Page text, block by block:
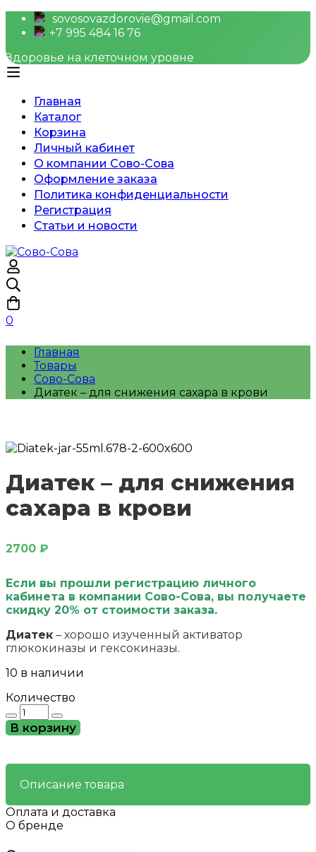
sovosovazdorovie@gmail.com
+7 995 484 16 76
Здоровье на клеточном уровне
Главная
Каталог
Корзина
Личный кабинет
О компании Сово-Сова
Оформление заказа
Политика конфиденциальности
Регистрация
Статьи и новости
0
Главная
Товары
Сово-Сова
Диатек – для снижения сахара в крови
Диатек – для снижения
сахара в крови
2700 ₽
Если вы прошли регистрацию личного
кабинета в компании Сово-Сова, вы получаете
скидку 20% от стоимости заказа.
Диатек – хорошо изученный активатор
глюкокиназы и гексокиназы.
10 в наличии
Количество
Количество
товара
Диатек
для
снижения
сахара
в
крови
В корзину
Описание товара
Оплата и доставка
О бренде